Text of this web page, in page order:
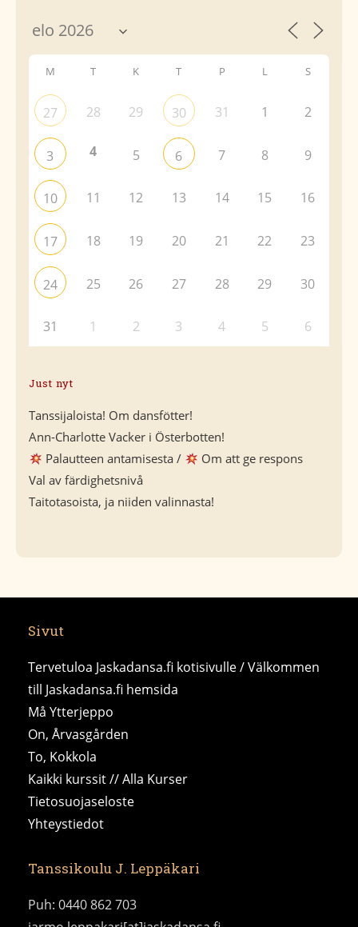
M T K T P L S
27 28 29 30 31 1 2
3 4 5 6 7 8 9
10 11 12 13 14 15 16
17 18 19 20 21 22 23
24 25 26 27 28 29 30
31 1 2 3 4 5 6
Just nyt
Tanssijaloista! Om dansfötter!
Ann-Charlotte Vacker i Österbotten!
Palautteen antamisesta /
Om att ge respons
Val av färdighetsnivå
Taitotasoista, ja niiden valinnasta!
Sivut
Tervetuloa Jaskadansa.fi kotisivulle / Välkommen
till Jaskadansa.fi hemsida
Må Ytterjeppo
On, Årvasgården
To, Kokkola
Kaikki kurssit // Alla Kurser
Tietosuojaseloste
Yhteystiedot
Tanssikoulu J. Leppäkari
Puh: 0440 862 703